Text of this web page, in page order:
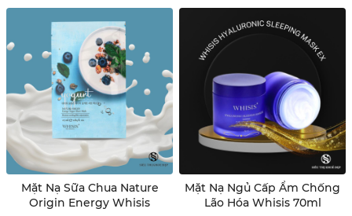
Mặt Nạ Sữa Chua Nature
Origin Energy Whisis
Mặt Nạ Ngủ Cấp Ẩm Chống
Lão Hóa Whisis 70ml